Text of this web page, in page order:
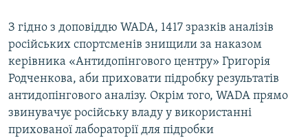
З гідно з доповіддю WADA, 1417 зразків аналізів
російських спортсменів знищили за наказом
керівника «Антидопінгового центру» Григорія
Родченкова, аби приховати підробку результатів
антидопінгового аналізу. Окрім того, WADA прямо
звинувачує російську владу у використанні
прихованої лабораторії для підробки